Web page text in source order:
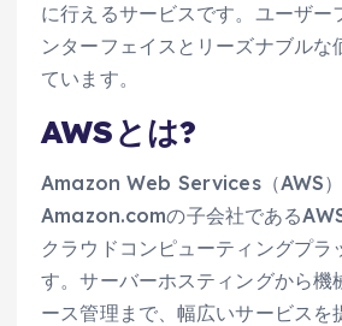
に行えるサービスです。ユーザー
ンターフェイスとリーズナブルな
ています。
AWSとは?
Amazon Web Services（AWS）
Amazon.comの子会社である
クラウドコンピューティングプラ
す。サーバーホスティングから機
ース管理まで、幅広いサービスを